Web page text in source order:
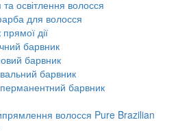
освітлення волосся
для волосся
дії
барвник
барвник
барвник
барвник
волосся Pure Brazilian